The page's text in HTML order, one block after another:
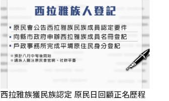
西拉雅族獲民族認定 原民日回顧正名歷程